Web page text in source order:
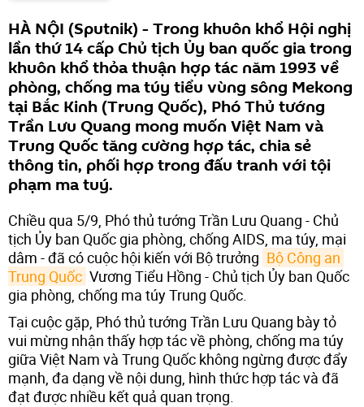
HÀ NỘI (Sputnik) - Trong khuôn khổ Hội nghị
lần thứ 14 cấp Chủ tịch Ủy ban quốc gia trong
khuôn khổ thỏa thuận hợp tác năm 1993 về
phòng, chống ma túy tiểu vùng sông Mekong
tại Bắc Kinh (Trung Quốc), Phó Thủ tướng
Trần Lưu Quang mong muốn Việt Nam và
Trung Quốc tăng cường hợp tác, chia sẻ
thông tin, phối hợp trong đấu tranh với tội
phạm ma tuý.
Chiều qua 5/9, Phó thủ tướng Trần Lưu Quang - Chủ
tịch Ủy ban Quốc gia phòng, chống AIDS, ma túy, mại
dâm - đã có cuộc hội kiến với Bộ trưởng Bộ Công an
Trung Quốc Vương Tiểu Hồng - Chủ tịch Ủy ban Quốc
gia phòng, chống ma túy Trung Quốc.
Tại cuộc gặp, Phó thủ tướng Trần Lưu Quang bày tỏ
vui mừng nhận thấy hợp tác về phòng, chống ma túy
giữa Việt Nam và Trung Quốc không ngừng được đẩy
mạnh, đa dạng về nội dung, hình thức hợp tác và đã
đạt được nhiều kết quả quan trọng.